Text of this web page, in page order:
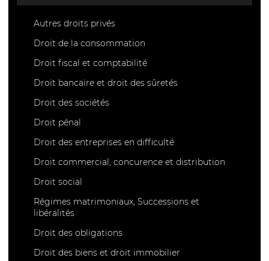
Autres droits privés
Droit de la consommation
Droit fiscal et comptabilité
Droit bancaire et droit des sûretés
Droit des sociétés
Droit pénal
Droit des entreprises en difficulté
Droit commercial, concurence et distribution
Droit social
Régimes matrimoniaux, Successions et
libéralités
Droit des obligations
Droit des biens et droit immobilier